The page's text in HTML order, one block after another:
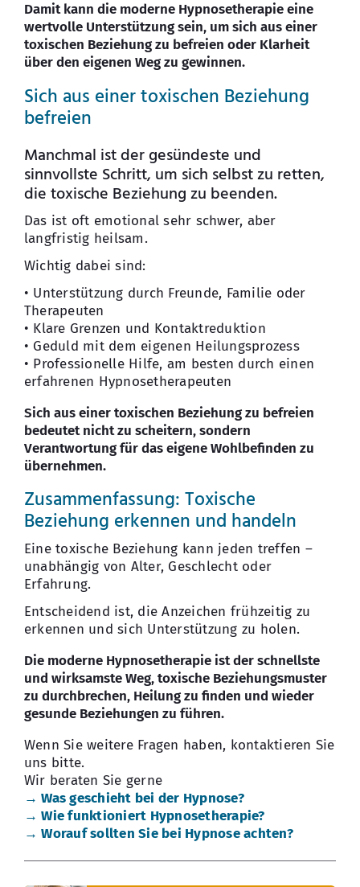
Damit kann die moderne Hypnosetherapie eine
wertvolle Unterstützung sein, um sich aus einer
toxischen Beziehung zu befreien oder Klarheit
über den eigenen Weg zu gewinnen.
Sich aus einer toxischen Beziehung
befreien
Manchmal ist der gesündeste und
sinnvollste Schritt, um sich selbst zu retten,
die toxische Beziehung zu beenden.
Das ist oft emotional sehr schwer, aber
langfristig heilsam.
Wichtig dabei sind:
• Unterstützung durch Freunde, Familie oder
Therapeuten
• Klare Grenzen und Kontaktreduktion
• Geduld mit dem eigenen Heilungsprozess
• Professionelle Hilfe, am besten durch einen
erfahrenen Hypnosetherapeuten
Sich aus einer toxischen Beziehung zu befreien
bedeutet nicht zu scheitern, sondern
Verantwortung für das eigene Wohlbefinden zu
übernehmen.
Zusammenfassung: Toxische
Beziehung erkennen und handeln
Eine toxische Beziehung kann jeden treffen –
unabhängig von Alter, Geschlecht oder
Erfahrung.
Entscheidend ist, die Anzeichen frühzeitig zu
erkennen und sich Unterstützung zu holen.
Die moderne Hypnosetherapie ist der schnellste
und wirksamste Weg, toxische Beziehungsmuster
zu durchbrechen, Heilung zu finden und wieder
gesunde Beziehungen zu führen.
Wenn Sie weitere Fragen haben, kontaktieren Sie
uns bitte.
Wir beraten Sie gerne
→ Was geschieht bei der Hypnose?
→ Wie funktioniert Hypnosetherapie?
→ Worauf sollten Sie bei Hypnose achten?